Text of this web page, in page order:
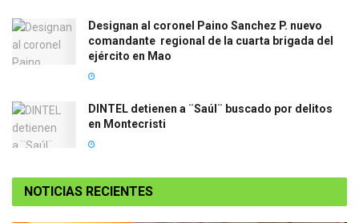
Designan al coronel Paino Sanchez P. nuevo
comandante regional de la cuarta brigada del
ejército en Mao
DINTEL detienen a ¨Saúl¨ buscado por delitos
en Montecristi
NOTICIAS RECIENTES